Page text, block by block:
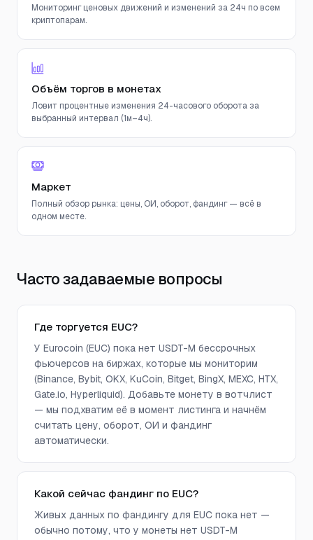
Мониторинг ценовых движений и изменений за 24ч по всем
криптопарам.
Объём торгов в монетах
Ловит процентные изменения 24-часового оборота за
выбранный интервал (1м–4ч).
Маркет
Полный обзор рынка: цены, ОИ, оборот, фандинг — всё в
одном месте.
Часто задаваемые вопросы
Где торгуется EUC?
У Eurocoin (EUC) пока нет USDT-M бессрочных
фьючерсов на биржах, которые мы мониторим
(Binance, Bybit, OKX, KuCoin, Bitget, BingX, MEXC, HTX,
Gate.io, Hyperliquid). Добавьте монету в вотчлист
— мы подхватим её в момент листинга и начнём
считать цену, оборот, ОИ и фандинг
автоматически.
Какой сейчас фандинг по EUC?
Живых данных по фандингу для EUC пока нет —
обычно потому, что у монеты нет USDT-M